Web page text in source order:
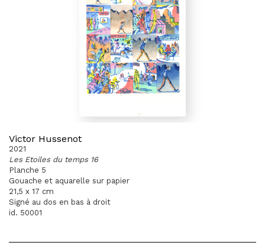
Victor Hussenot
2021
Les Etoiles du temps 16
Planche 5
Gouache et aquarelle sur papier
21,5 x 17 cm
Signé au dos en bas à droit
id. 50001